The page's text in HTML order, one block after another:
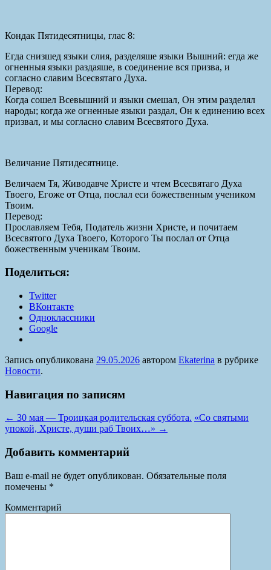
Кондак Пятидесятницы, глас 8:
Егда снизшед языки слия, разделяше языки Вышний: егда же
огненныя языки раздаяше, в соединение вся призва, и
согласно славим Всесвятаго Духа.
Перевод:
Когда сошел Всевышний и языки смешал, Он этим разделял
народы; когда же огненные языки раздал, Он к единению всех
призвал, и мы согласно славим Всесвятого Духа.
Величание Пятидесятнице.
Величаем Тя, Живодавче Христе и чтем Всесвятаго Духа
Твоего, Егоже от Отца, послал еси божественным учеником
Твоим.
Перевод:
Прославляем Тебя, Податель жизни Христе, и почитаем
Всесвятого Духа Твоего, Которого Ты послал от Отца
божественным ученикам Твоим.
Поделиться:
Twitter
ВКонтакте
Одноклассники
Google
Запись опубликована 29.05.2026 автором Ekaterina в рубрике
Новости.
Навигация по записям
← 30 мая — Троицкая родительская суббота. «Со святыми
упокой, Христе, души раб Твоих…» →
Добавить комментарий
Ваш e-mail не будет опубликован. Обязательные поля
помечены *
Комментарий